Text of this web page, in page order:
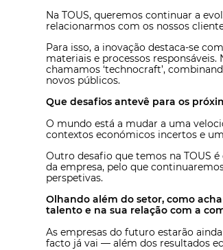
Na TOUS, queremos continuar a
relacionarmos com os nossos
Para isso, a inovação destaca-se
materiais e processos
chamamos ‘technocraft’,
novos públicos.
Que desafios antevê para os
O mundo está a mudar a uma
contextos económicos incertos e
Outro desafio que temos na TOUS
da empresa, pelo que
perspetivas.
Olhando além do setor, como
talento e na sua relação com a
As empresas do futuro estarão
facto já vai — além dos resultados